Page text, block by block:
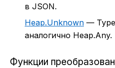
в JSON.
Heap.Unknown —
аналогично Heap.Any.
Функции